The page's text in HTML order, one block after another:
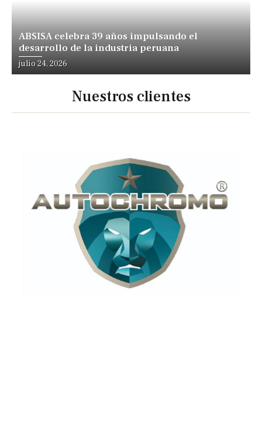
ABSISA celebra 39 años impulsando el
desarrollo de la industria peruana
julio 24, 2026
Nuestros clientes